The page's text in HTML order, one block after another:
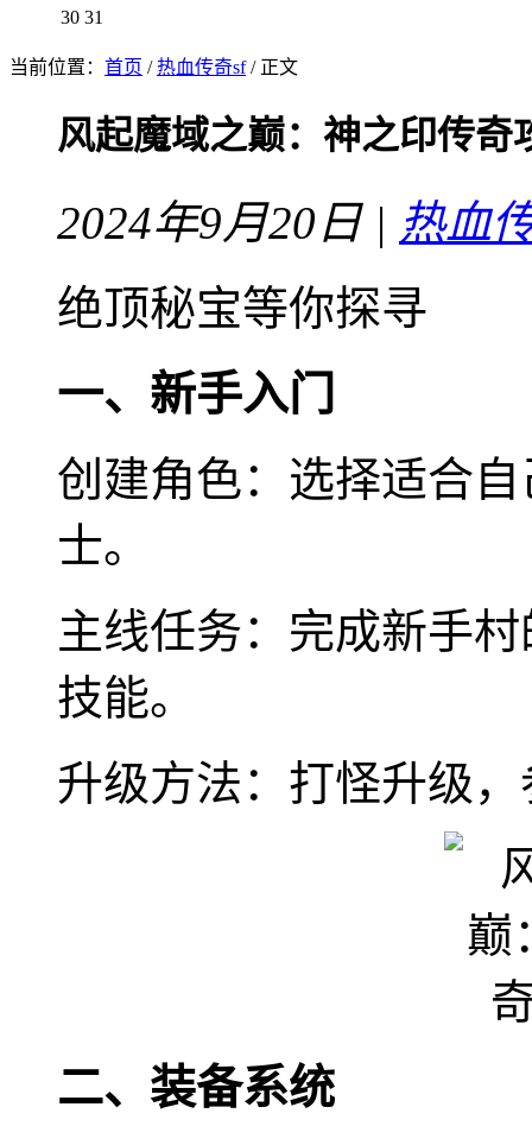
30 31
当前位置： 首页 /热血传奇sf/ 正文
风起魔域之巅：神之印传奇
2024年9月20日 | 热血
绝顶秘宝等你探寻
一、新手入门
创建角色：选择适合
士。
主线任务：完成新手
技能。
升级方法：打怪升级
二、装备系统